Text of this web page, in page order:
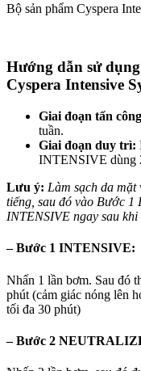
Bộ sản phẩm Cyspera
Hướng dẫn sử
Cyspera Intensive
Giai đoạn tấn
tuần.
Giai đoạn duy trì:
INTENSIVE dùng
Lưu ý: Làm sạch da
tiếng, sau đó vào Bước 1
INTENSIVE ngay sau
– Bước 1 INTENSIVE:
Nhấn 1 lần bơm. Sau đó
phút (cảm giác nóng lên
tối đa 30 phút)
– Bước 2